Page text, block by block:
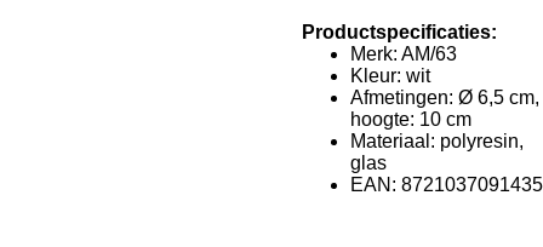
Productspecificaties:
Merk: AM/63
Kleur: wit
Afmetingen: Ø 6,5 cm,
hoogte: 10 cm
Materiaal: polyresin,
glas
EAN: 8721037091435